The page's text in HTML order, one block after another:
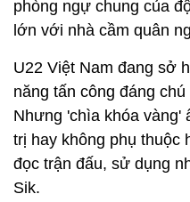
phòng ngự chung của
lớn với nhà cầm quân
U22 Việt Nam đang sở
năng tấn công đáng
Nhưng 'chìa khóa vàng'
trị hay không phụ thuộc
đọc trận đấu, sử dụng
Sik.